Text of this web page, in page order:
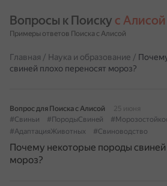
Вопросы к Поиску с Алисой
Примеры ответов Поиска с Алисой
Главная / Наука и образование /
свиней плохо переносят мороз?
Вопрос для Поиска с Алисой
25 июня
#Свиньи
#ПородыСвиней
#АдаптацияЖивотных
#Свиноводство
Почему некоторые породы свиней
мороз?